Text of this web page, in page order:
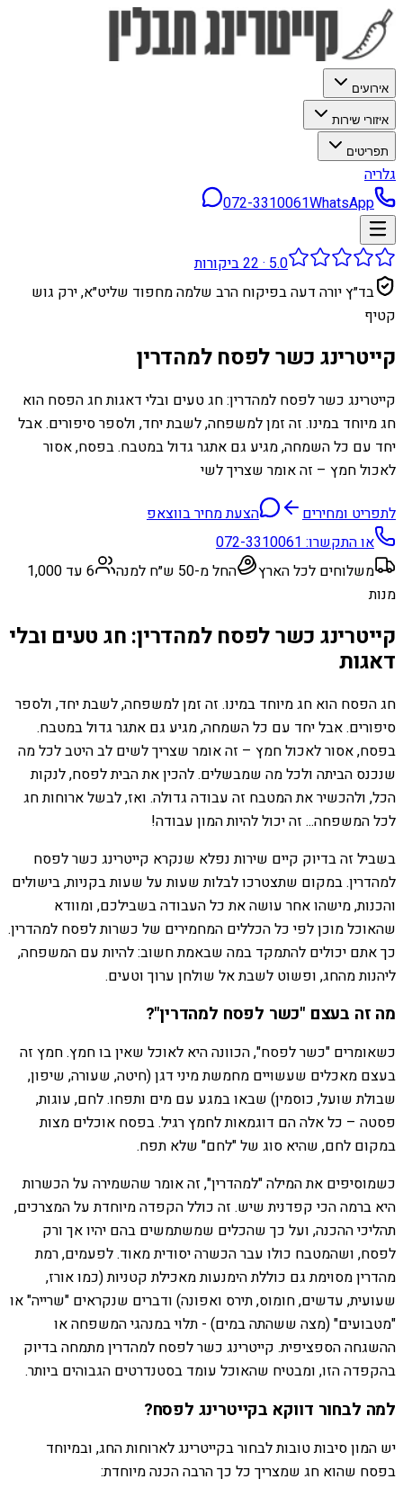
אירועים
איזורי שירות
תפריטים
גלריה
072-3310061WhatsApp
5.0
·
22ביקורות
בד״ץ יורה דעה בפיקוח הרב שלמה מחפוד שליט״א, ירק גוש
קטיף
קייטרינג כשר לפסח למהדרין
קייטרינג כשר לפסח למהדרין: חג טעים ובלי דאגות חג הפסח הוא
חג מיוחד במינו. זה זמן למשפחה, לשבת יחד, ולספר סיפורים. אבל
יחד עם כל השמחה, מגיע גם אתגר גדול במטבח. בפסח, אסור
לאכול חמץ – זה אומר שצריך לשי
לתפריט ומחירים
הצעת מחיר בווצאפ
או התקשרו:072-3310061
משלוחים לכל הארץ
החל מ-50 ש״ח למנה
6 עד 1,000
מנות
קייטרינג כשר לפסח למהדרין: חג טעים ובלי
דאגות
חג הפסח הוא חג מיוחד במינו. זה זמן למשפחה, לשבת יחד, ולספר
סיפורים. אבל יחד עם כל השמחה, מגיע גם אתגר גדול במטבח.
בפסח, אסור לאכול חמץ – זה אומר שצריך לשים לב היטב לכל מה
שנכנס הביתה ולכל מה שמבשלים. להכין את הבית לפסח, לנקות
הכל, ולהכשיר את המטבח זה עבודה גדולה. ואז, לבשל ארוחות חג
לכל המשפחה... זה יכול להיות המון עבודה!
בשביל זה בדיוק קיים שירות נפלא שנקרא קייטרינג כשר לפסח
למהדרין. במקום שתצטרכו לבלות שעות על שעות בקניות, בישולים
והכנות, מישהו אחר עושה את כל העבודה בשבילכם, ומוודא
שהאוכל מוכן לפי כל הכללים המחמירים של כשרות לפסח למהדרין.
כך אתם יכולים להתמקד במה שבאמת חשוב: להיות עם המשפחה,
ליהנות מהחג, ופשוט לשבת אל שולחן ערוך וטעים.
מה זה בעצם "כשר לפסח למהדרין"?
כשאומרים "כשר לפסח", הכוונה היא לאוכל שאין בו חמץ. חמץ זה
בעצם מאכלים שעשויים מחמשת מיני דגן (חיטה, שעורה, שיפון,
שבולת שועל, כוסמין) שבאו במגע עם מים ותפחו. לחם, עוגות,
פסטה – כל אלה הם דוגמאות לחמץ רגיל. בפסח אוכלים מצות
במקום לחם, שהיא סוג של "לחם" שלא תפח.
כשמוסיפים את המילה "למהדרין", זה אומר שהשמירה על הכשרות
היא ברמה הכי קפדנית שיש. זה כולל הקפדה מיוחדת על המצרכים,
תהליכי ההכנה, ועל כך שהכלים שמשתמשים בהם יהיו אך ורק
לפסח, ושהמטבח כולו עבר הכשרה יסודית מאוד. לפעמים, רמת
מהדרין מסוימת גם כוללת הימנעות מאכילת קטניות (כמו אורז,
שעועית, עדשים, חומוס, תירס ואפונה) ודברים שנקראים "שרייה" או
"מטבועים" (מצה ששהתה במים) - תלוי במנהגי המשפחה או
ההשגחה הספציפית. קייטרינג כשר לפסח למהדרין מתמחה בדיוק
בהקפדה הזו, ומבטיח שהאוכל עומד בסטנדרטים הגבוהים ביותר.
למה לבחור דווקא בקייטרינג לפסח?
יש המון סיבות טובות לבחור בקייטרינג לארוחות החג, ובמיוחד
בפסח שהוא חג שמצריך כל כך הרבה הכנה מיוחדת: